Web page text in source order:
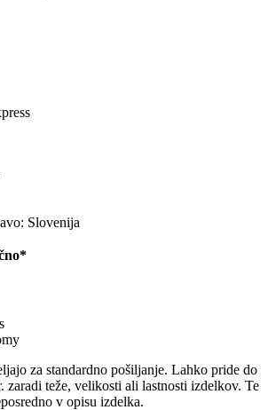
Slovenija
za standardno pošiljanje. Lahko pride do
zaradi teže, velikosti ali lastnosti izdelkov. Te
v opisu izdelka.